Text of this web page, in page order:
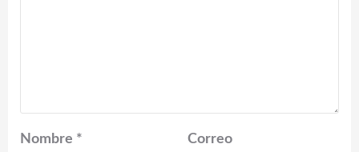
Nombre *
Correo